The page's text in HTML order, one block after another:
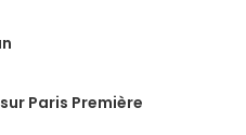
Paris Première